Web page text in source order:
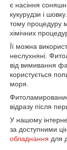
є насіння
кукурудзи і
тому процедуру
хімічних
Її можна
неслухняні.
від вимивання
користується
моря.
відразу після
У нашому
за доступними
обладнання для